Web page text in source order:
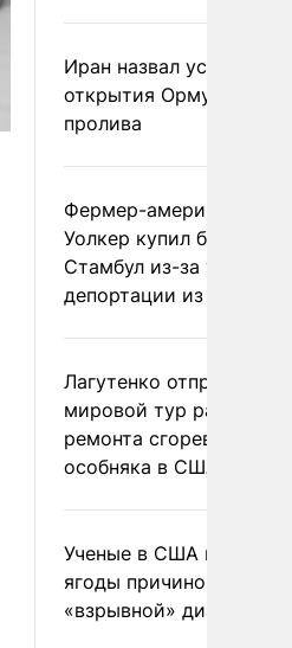
Иран назвал условие
открытия Ормузского
пролива
Фермер-американец
Уолкер купил билет в
Стамбул из-за угрозы
депортации из России
Лагутенко отправился в
мировой тур ради
ремонта сгоревшего
особняка в США
Ученые в США назвали
ягоды причиной
«взрывной» диареи